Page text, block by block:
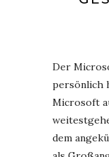
Der
persönlich
Microsoft
dem